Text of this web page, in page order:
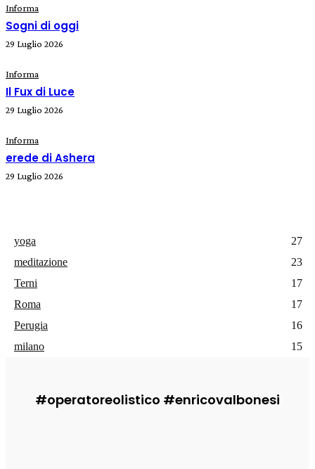
Informa
Sogni di oggi
29 Luglio 2026
Informa
Il Fux di Luce
29 Luglio 2026
Informa
erede di Ashera
29 Luglio 2026
yoga
27
meditazione
23
Terni
17
Roma
17
Perugia
16
milano
15
#operatoreolistico #enricovalbonesi